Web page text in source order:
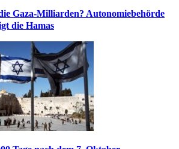
Gaza-Milliarden? Autonomiebehörde
die Hamas